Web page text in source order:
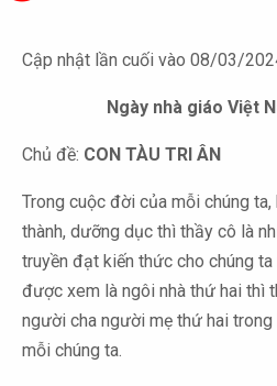
Cập nhật lần cuối vào 08/03/
Ngày nhà giáo Việt
Chủ đề: CON TÀU TRI ÂN
Trong cuộc đời của mỗi chúng
thành, dưỡng dục thì thầy cô là
truyền đạt kiến thức cho chúng
được xem là ngôi nhà thứ hai thì
người cha người mẹ thứ hai
mỗi chúng ta.